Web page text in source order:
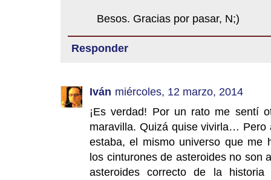
Besos. Gracias por pasar, N;)
Responder
Iván miércoles, 12 marzo, 2014
¡Es verdad! Por un rato me sentí
maravilla. Quizá quise vivirla… Pero
estaba, el mismo universo que me
los cinturones de asteroides no son
asteroides correcto de la